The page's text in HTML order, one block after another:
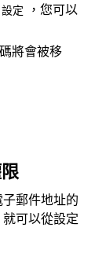
設定
，您可以
將會被移
郵件地址的
可以從設定